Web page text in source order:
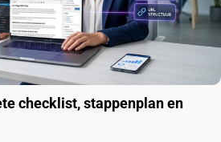
checklist, stappenplan en